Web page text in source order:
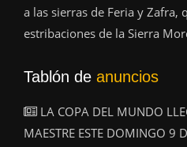
a las sierras de Feria y Zafra,
estribaciones de la Sierra
Tablón de anuncios
LA COPA DEL MUNDO
MAESTRE ESTE DOMINGO 9